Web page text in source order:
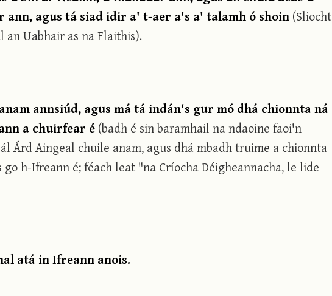
agus tá siad idir a' t-aer a's a' talamh ó shoin(Sliocht
an Uabhair as na Flaithis).
annsiúd, agus má tá indán's gur mó dhá chionnta ná
a chuirfear é(badh é sin baramhail na ndaoine faoi'n
Árd Aingeal chuile anam, agus dhá mbadh truime a chionnta
h-Ifreann é; féach leat "na Críocha Déigheannacha, le lide
atá in Ifreann anois.